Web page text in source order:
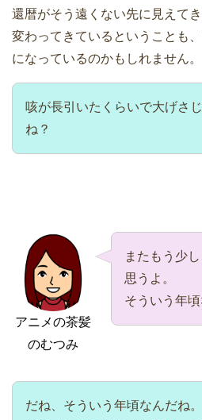
還暦がそう遠くない先に見えて
変わってきているということも
になっているのかもしれません。
咳が長引いたくらいで大げさ
ね？
アニメの茶髪
のむつみ
またもう少
思うよ。
そういう年頃
だね、そういう年頃なんだね